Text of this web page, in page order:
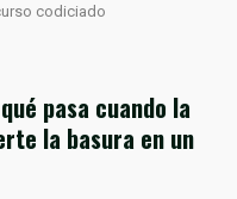
codiciado
pasa cuando la
la basura en un